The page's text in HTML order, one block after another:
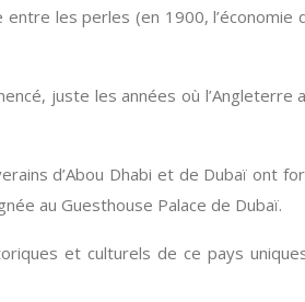
les perles (en 1900,
juste les années où l’Angleterre
d’Abou Dhabi et de Dubaï ont
au Guesthouse Palace de Dubaï.
et culturels de ce pays